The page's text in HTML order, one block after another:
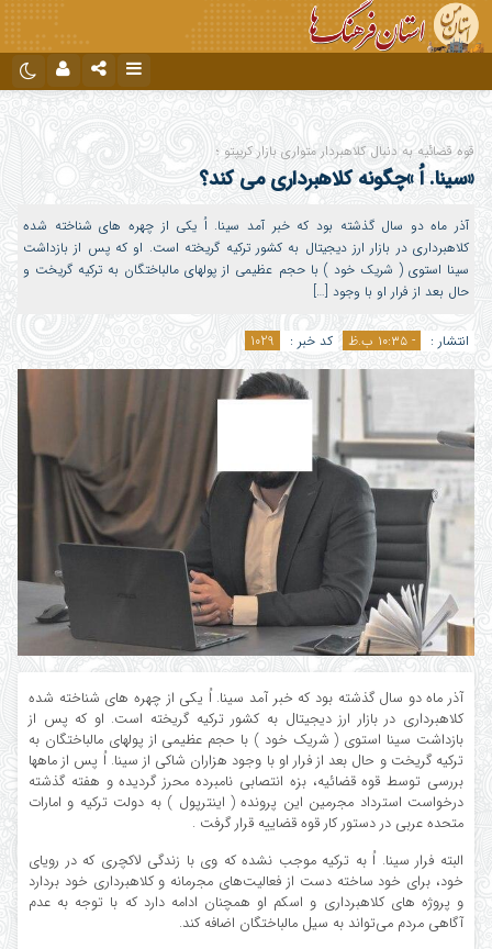
تلگرام نام کاربری یا نشانی ایمیل
رمز عبور
مرا به خاطر بسپار
قوه قضائیه به دنبال کلاهبردار متواری بازار کریپتو ؛
«سینا. اُ »چگونه کلاهبرداری می کند؟
آذر ماه دو سال گذشته بود که خبر آمد سینا. اُ یکی از چهره های شناخته شده
کلاهبرداری در بازار ارز دیجیتال به کشور ترکیه گریخته است. او که پس از بازداشت
سینا استوی ( شریک خود ) با حجم عظیمی از پولهای مالباختگان به ترکیه گریخت و
حال بعد از فرار او با وجود […]
انتشار : - ۱۰:۳۵ ب.ظ کد خبر : 1029
آذر ماه دو سال گذشته بود که خبر آمد سینا. اُ یکی از چهره های شناخته شده
کلاهبرداری در بازار ارز دیجیتال به کشور ترکیه گریخته است. او که پس از
بازداشت سینا استوی ( شریک خود ) با حجم عظیمی از پولهای مالباختگان به
ترکیه گریخت و حال بعد از فرار او با وجود هزاران شاکی از سینا. اُ پس از ماهها
بررسی توسط قوه قضائیه، بزه انتصابی نامبرده محرز گردیده و هفته گذشته
درخواست استرداد مجرمین این پرونده ( اینترپول ) به دولت ترکیه و امارات
متحده عربی در دستور کار قوه قضاییه قرار گرفت .
البته فرار سینا. اُ به ترکیه موجب نشده که وی با زندگی لاکچری که در رویای
خود، برای خود ساخته دست از فعالیت‌های مجرمانه و کلاهبرداری خود بردارد
و پروژه های کلاهبرداری و اسکم او همچنان ادامه دارد که با توجه به عدم
آگاهی مردم می‌تواند به سیل مالباختگان اضافه کند.
دیدگاه های ارسال شده توسط شما، پس از تایید توسط تیم مدیریت در وب
منتشر خواهد شد.
پیام هایی که حاوی تهمت یا افترا باشد منتشر نخواهد شد.
پیام هایی که به غیر از زبان فارسی یا غیر مرتبط باشد منتشر نخواهد شد.